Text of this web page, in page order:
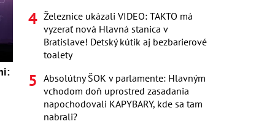
Železnice ukázali VIDEO: TAKTO má
vyzerať nová Hlavná stanica v
Bratislave! Detský kútik aj bezbarierové
toalety
Absolútny ŠOK v parlamente: Hlavným
vchodom doň uprostred zasadania
napochodovali KAPYBARY, kde sa tam
nabrali?